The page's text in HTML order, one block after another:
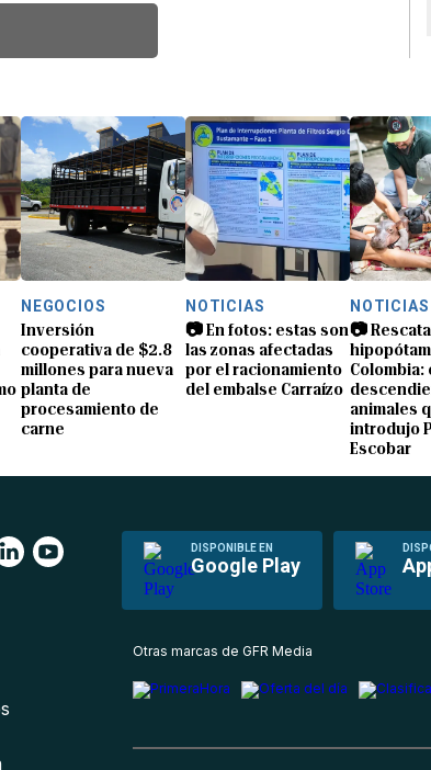
NEGOCIOS
Inversión
cooperativa de $2.8
millones para nueva
planta de
procesamiento de
carne
NOTICIAS
📷 En fotos: estas son
las zonas afectadas
por el racionamiento
del embalse Carraízo
NOTICIAS
📷
Colombia:
animales
introdujo
Escobar
DISPONIBLE EN
Google Play
Otras marcas de GFR Media